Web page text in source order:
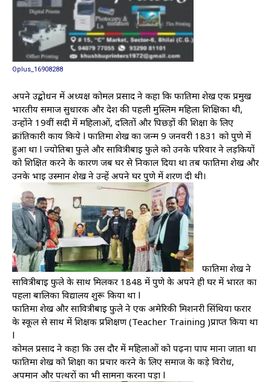
Oplus_16908288
अपने उद्बोधन में अध्यक्ष कोमल प्रसाद ने कहा कि फातिमा शेख एक प्रमुख
भारतीय समाज सुधारक और देश की पहली मुस्लिम महिला शिक्षिका थी,
उन्होंने 19वीं सदी में महिलाओं, दलितों और पिछड़ों की शिक्षा के लिए
क्रांतिकारी कार्य किये l फातिमा शेख का जन्म 9 जनवरी 1831 को पुणे में
हुआ था l ज्योतिबा फुले और सावित्रीबाई फुले को उनके परिवार ने लड़कियों
को शिक्षित करने के कारण जब घर से निकाल दिया था तब फातिमा शेख और
उनके भाई उस्मान शेख ने उन्हें अपने घर पुणे में शरण दी थी।
फातिमा शेख ने
सावित्रीबाई फुले के साथ मिलकर 1848 में पुणे के अपने ही घर में भारत का
पहला बालिका विद्यालय शुरू किया था l
फातिमा शेख और सावित्रीबाई फुले ने एक अमेरिकी मिशनरी सिंथिया फर्रार
के स्कूल से साथ में शिक्षक प्रशिक्षण (Teacher Training )प्राप्त किया था
l
कोमल प्रसाद ने कहा कि उस दौर में महिलाओं को पढ़ना पाप माना जाता था
फातिमा शेख को शिक्षा का प्रचार करने के लिए समाज के कड़े विरोध,
अपमान और पत्थरों का भी सामना करना पड़ा l